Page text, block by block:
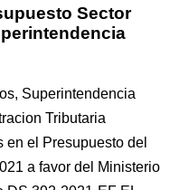
Sector
Superintendencia
Tributaria
en el Presupuesto del
a favor del Ministerio